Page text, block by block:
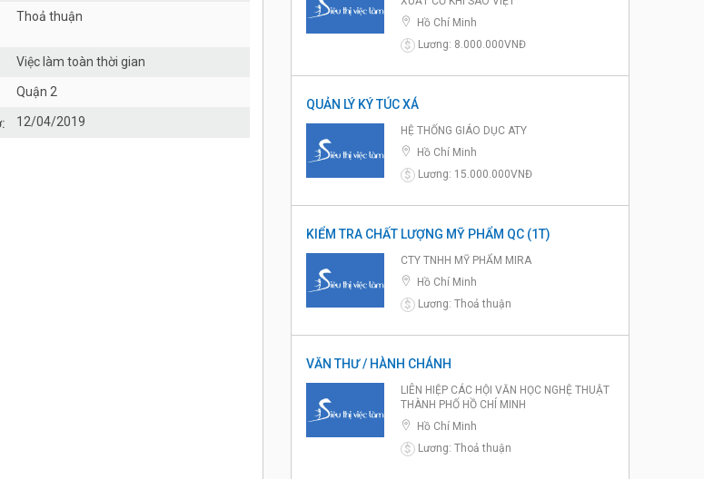
Thoả thuận
Việc làm toàn thời gian
Quận 2
12/04/2019
Hồ Chí Minh
$
Lương: 8.000.000VNĐ
QUẢN LÝ KÝ TÚC XÁ
HỆ THỐNG GIÁO DỤC ATY
Hồ Chí Minh
$
Lương: 15.000.000VNĐ
KIỂM TRA CHẤT LƯỢNG MỸ PHẨM QC (1T)
CTY TNHH MỸ PHẨM MIRA
Hồ Chí Minh
$
Lương: Thoả thuận
VĂN THƯ / HÀNH CHÁNH
LIÊN HIỆP CÁC HỘI VĂN HỌC NGHỆ THUẬT
THÀNH PHỐ HỒ CHÍ MINH
Hồ Chí Minh
$
Lương: Thoả thuận